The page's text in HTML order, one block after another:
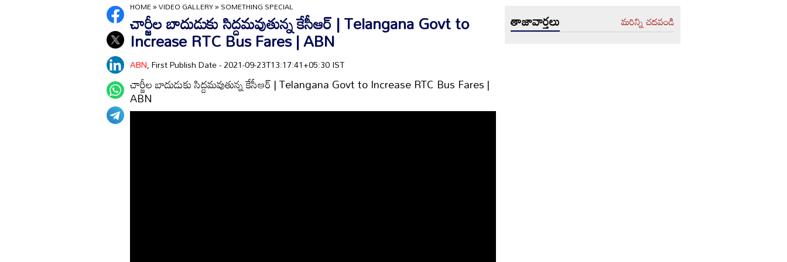
HOME»VIDEO GALLERY»SOMETHING SPECIAL
చార్జీల బాదుడుకు సిద్దమవుతున్న కేసీఆర్ | Telangana Govt to
Increase RTC Bus Fares | ABN
ABN, First Publish Date - 2021-09-23T13:17:41+05:30 IST
చార్జీల బాదుడుకు సిద్దమవుతున్న కేసీఆర్ | Telangana Govt to Increase RTC Bus Fares |
ABN
తాజావార్తలు మరిన్ని చదవండి